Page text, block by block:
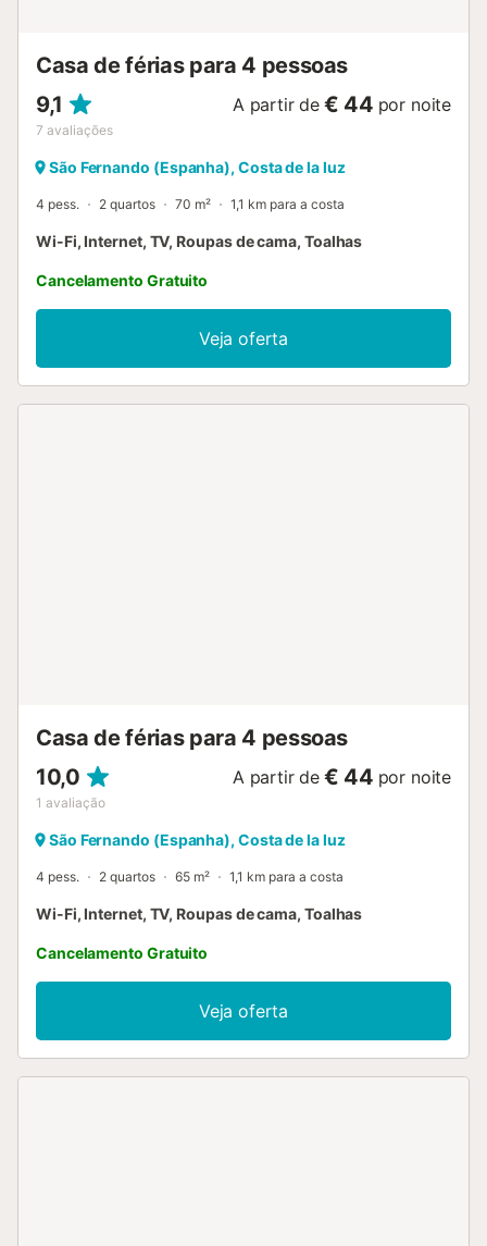
Casa de férias para 4 pessoas
9,1
7 avaliações
A partir de € 44 por noite
São Fernando (Espanha), Costa de la luz
4 pess. 2 quartos 70 m² 1,1 km para a costa
Wi-Fi, Internet, TV, Roupas de cama, Toalhas
Cancelamento Gratuito
Veja oferta
Casa de férias para 4 pessoas
10,0
1 avaliação
A partir de € 44 por noite
São Fernando (Espanha), Costa de la luz
4 pess. 2 quartos 65 m² 1,1 km para a costa
Wi-Fi, Internet, TV, Roupas de cama, Toalhas
Cancelamento Gratuito
Veja oferta